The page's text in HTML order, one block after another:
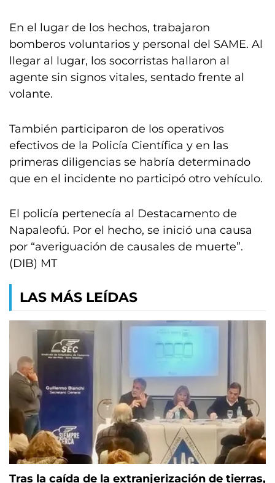
En el lugar de los hechos, trabajaron
bomberos voluntarios y personal del SAME. Al
llegar al lugar, los socorristas hallaron al
agente sin signos vitales, sentado frente al
volante.
También participaron de los operativos
efectivos de la Policía Científica y en las
primeras diligencias se habría determinado
que en el incidente no participó otro vehículo.
El policía pertenecía al Destacamento de
Napaleofú. Por el hecho, se inició una causa
por “averiguación de causales de muerte”.
(DIB) MT
LAS MÁS LEÍDAS
Tras la caída de la extranjerización de tierras,